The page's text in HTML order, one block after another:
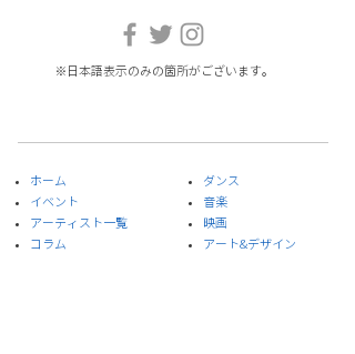
ホーム
イベント
​アーティスト一覧
​コラム
ダンス
音楽
​映画
アート&デザイン
※日本語表示のみの箇所がございます。